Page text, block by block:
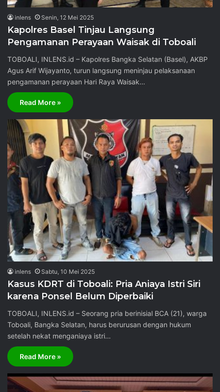
inlens Senin, 12 Mei 2025
Kapolres Basel Tinjau Langsung
Pengamanan Perayaan Waisak di Toboali
TOBOALI, INLENS.id – Kapolres Bangka Selatan (Basel), AKBP
Agus Arif Wijayanto, turun langsung meninjau pelaksanaan
pengamanan perayaan Hari Raya Waisak…
Read More »
inlens Sabtu, 10 Mei 2025
Kasus KDRT di Toboali: Pria Aniaya Istri Siri
karena Ponsel Belum Diperbaiki
TOBOALI, INLENS.id – Seorang pria berinisial BCA (21), warga
Toboali, Bangka Selatan, harus berurusan dengan hukum
setelah nekat menganiaya istri…
Read More »